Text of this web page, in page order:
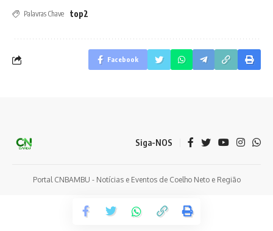
Palavras Chave top2
Facebook
Siga-NOS
Portal CNBAMBU - Notícias e Eventos de Coelho Neto e Região